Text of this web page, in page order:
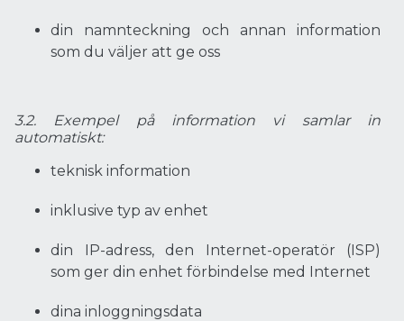
din namnteckning och annan information
som du väljer att ge oss
3.2. Exempel på information vi samlar in
automatiskt:
teknisk information
inklusive typ av enhet
din IP-adress, den Internet-operatör (ISP)
som ger din enhet förbindelse med Internet
dina inloggningsdata